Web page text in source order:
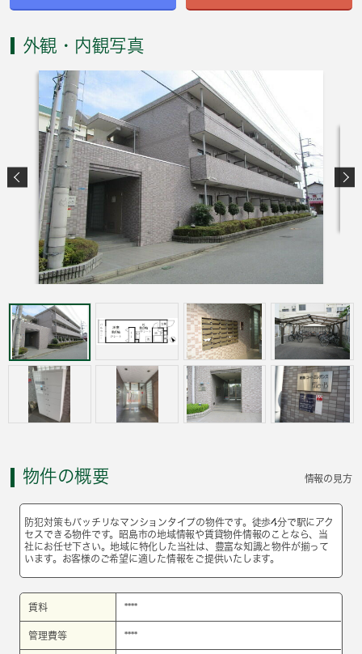
外観・内観写真
物件の概要 情報の見方
防犯対策もバッチリなマンションタイプの物件です。徒歩4分で駅にアク
セスできる物件です。昭島市の地域情報や賃貸物件情報のことなら、当
社にお任せ下さい。地域に特化した当社は、豊富な知識と物件が揃って
います。お客様のご希望に適した情報をご提供いたします。
賃料 ****
管理費等 ****